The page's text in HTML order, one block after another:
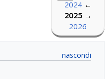
2024←
2025→
2026